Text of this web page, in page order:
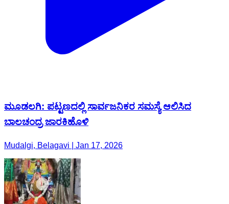
ಮೂಡಲಗಿ: ಪಟ್ಟಣದಲ್ಲಿ ಸಾರ್ವಜನಿಕರ ಸಮಸ್ಯೆ ಆಲಿಸಿದ
ಬಾಲಚಂದ್ರ ಜಾರಕಿಹೊಳಿ
Mudalgi, Belagavi | Jan 17, 2026